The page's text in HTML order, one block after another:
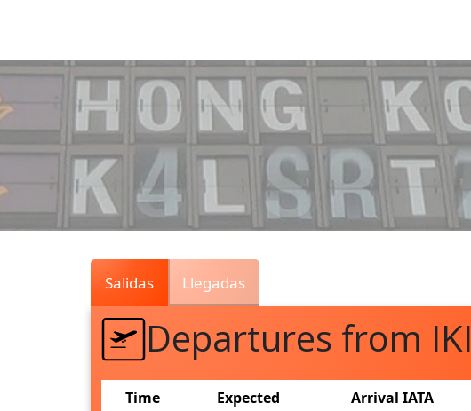
Traffic
Live
Salidas Llegadas
Departures from IKI
Time Expected Arrival IATA